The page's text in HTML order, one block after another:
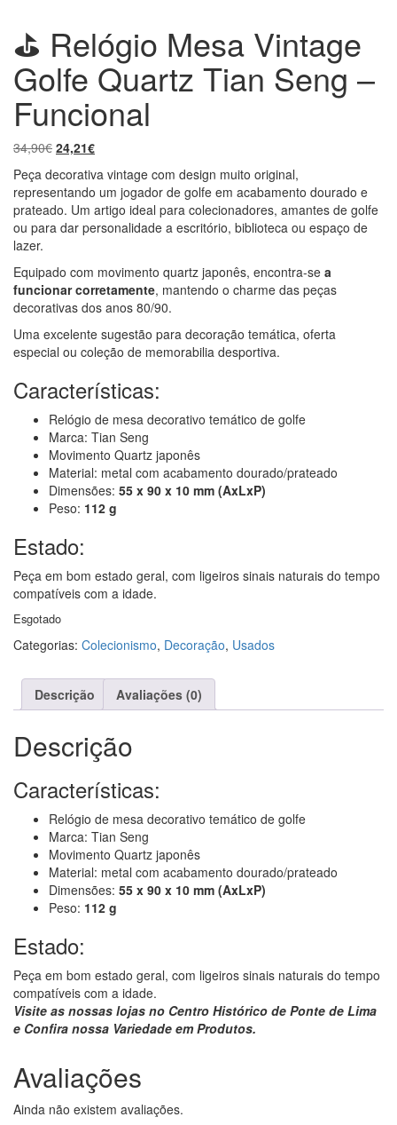
⛳ Relógio Mesa Vintage
Golfe Quartz Tian Seng –
Funcional
34,90€ O
original
era:
34,90€.
24,21€O
atual
é:
24,21€.
Peça decorativa vintage com design muito original,
representando um jogador de golfe em acabamento dourado e
prateado. Um artigo ideal para colecionadores, amantes de golfe
ou para dar personalidade a escritório, biblioteca ou espaço de
lazer.
Equipado com movimento quartz japonês, encontra-se a
funcionar corretamente, mantendo o charme das peças
decorativas dos anos 80/90.
Uma excelente sugestão para decoração temática, oferta
especial ou coleção de memorabilia desportiva.
Características:
Relógio de mesa decorativo temático de golfe
Marca: Tian Seng
Movimento Quartz japonês
Material: metal com acabamento dourado/prateado
Dimensões: 55 x 90 x 10 mm (AxLxP)
Peso: 112 g
Estado:
Peça em bom estado geral, com ligeiros sinais naturais do tempo
compatíveis com a idade.
Esgotado
Categorias: Colecionismo, Decoração, Usados
Descrição Avaliações (0)
Descrição
Características:
Relógio de mesa decorativo temático de golfe
Marca: Tian Seng
Movimento Quartz japonês
Material: metal com acabamento dourado/prateado
Dimensões: 55 x 90 x 10 mm (AxLxP)
Peso: 112 g
Estado:
Peça em bom estado geral, com ligeiros sinais naturais do tempo
compatíveis com a idade.
Visite as nossas lojas no Centro Histórico de Ponte de Lima
e Confira nossa Variedade em Produtos.
Avaliações
Ainda não existem avaliações.